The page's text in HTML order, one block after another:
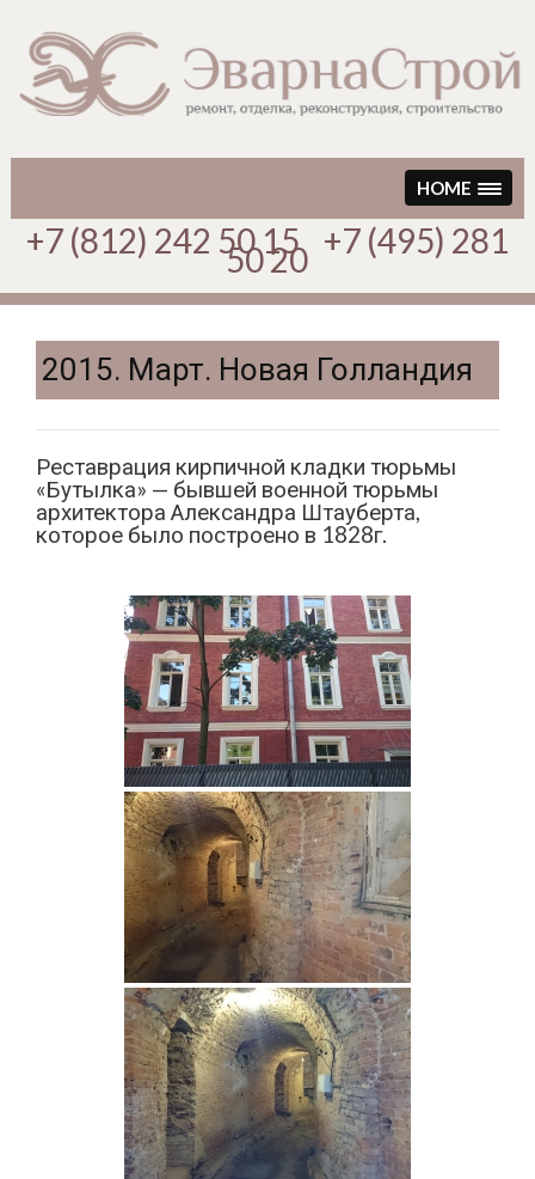
HOME
+7 (812) 242 50 15 +7 (495) 281
50 20
2015. Март. Новая Голландия
Реставрация кирпичной кладки тюрьмы
«Бутылка» — бывшей военной тюрьмы
архитектора Александра Штауберта,
которое было построено в 1828г.